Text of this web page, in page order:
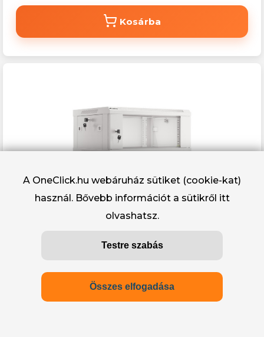
Kosárba
Lanberg 19 fali rack szekrény 4U / 600X450
Kosárba
A OneClick.hu webáruház sütiket (cookie-kat)
használ. Bővebb információt a sütikről itt
olvashatsz.
Testre szabás
Összes elfogadása